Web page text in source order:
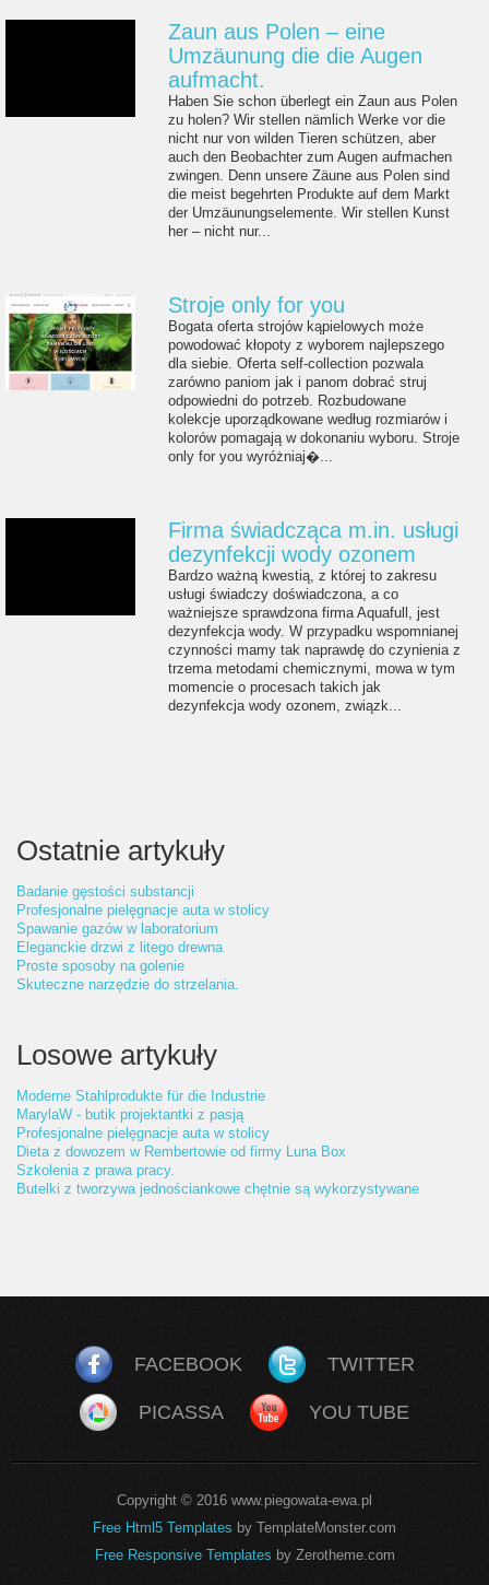
Zaun aus Polen – eine
Umzäunung die die Augen
aufmacht.
Haben Sie schon überlegt ein Zaun aus Polen
zu holen? Wir stellen nämlich Werke vor die
nicht nur von wilden Tieren schützen, aber
auch den Beobachter zum Augen aufmachen
zwingen. Denn unsere Zäune aus Polen sind
die meist begehrten Produkte auf dem Markt
der Umzäunungselemente. Wir stellen Kunst
her – nicht nur...
Stroje only for you
Bogata oferta strojów kąpielowych może
powodować kłopoty z wyborem najlepszego
dla siebie. Oferta self-collection pozwala
zarówno paniom jak i panom dobrać struj
odpowiedni do potrzeb. Rozbudowane
kolekcje uporządkowane według rozmiarów i
kolorów pomagają w dokonaniu wyboru. Stroje
only for you wyróżniaj�...
Firma świadcząca m.in. usługi
dezynfekcji wody ozonem
Bardzo ważną kwestią, z której to zakresu
usługi świadczy doświadczona, a co
ważniejsze sprawdzona firma Aquafull, jest
dezynfekcja wody. W przypadku wspomnianej
czynności mamy tak naprawdę do czynienia z
trzema metodami chemicznymi, mowa w tym
momencie o procesach takich jak
dezynfekcja wody ozonem, związk...
Ostatnie artykuły
Badanie gęstości substancji
Profesjonalne pielęgnacje auta w stolicy
Spawanie gazów w laboratorium
Eleganckie drzwi z litego drewna
Proste sposoby na golenie
Skuteczne narzędzie do strzelania.
Losowe artykuły
Moderne Stahlprodukte für die Industrie
MarylaW - butik projektantki z pasją
Profesjonalne pielęgnacje auta w stolicy
Dieta z dowozem w Rembertowie od firmy Luna Box
Szkolenia z prawa pracy.
Butelki z tworzywa jednościankowe chętnie są wykorzystywane
FACEBOOK TWITTER
PICASSA YOU TUBE
Copyright © 2016 www.piegowata-ewa.pl
Free Html5 Templates by TemplateMonster.com
Free Responsive Templates by Zerotheme.com